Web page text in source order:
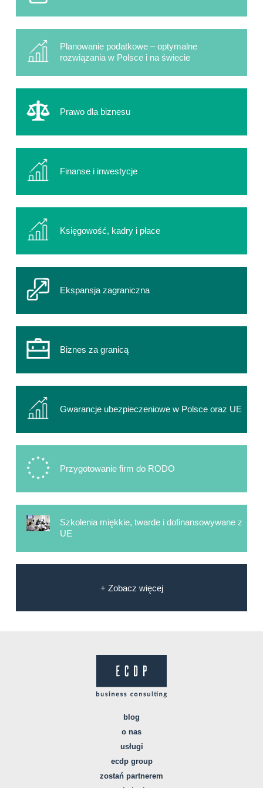
Planowanie podatkowe – optymalne
rozwiązania w Polsce i na świecie
Prawo dla biznesu
Finanse i inwestycje
Księgowość, kadry i płace
Ekspansja zagraniczna
Biznes za granicą
Gwarancje ubezpieczeniowe w Polsce oraz UE
Przygotowanie firm do RODO
Szkolenia miękkie, twarde i dofinansowywane z
UE
+ Zobacz więcej
blog
o nas
usługi
ecdp group
zostań partnerem